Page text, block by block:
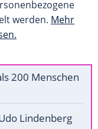
werden. Mehr
200 Menschen
Lindenberg